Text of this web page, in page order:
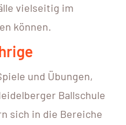
vielseitig im
können.
und Übungen,
Ballschule
sich in die Bereiche